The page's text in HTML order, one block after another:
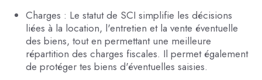
Charges : Le statut de SCI simplifie les décisions
liées à la location, l'entretien et la vente éventuelle
des biens, tout en permettant une meilleure
répartition des charges fiscales. Il permet également
de protéger tes biens d'éventuelles saisies.